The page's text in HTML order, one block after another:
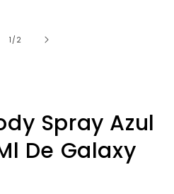
1 /de2
Spray Azul
De Galaxy